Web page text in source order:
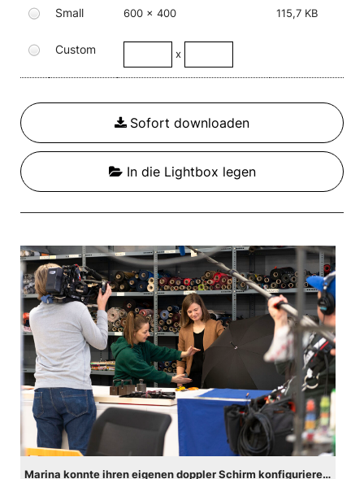
Small 600 x 400 115,7 KB
Custom x
Sofort downloaden
In die Lightbox legen
Marina konnte ihren eigenen doppler Schirm konfigurieren und – unterstützt von den doppler Mitarbeitenden – auch selbst herstellen.